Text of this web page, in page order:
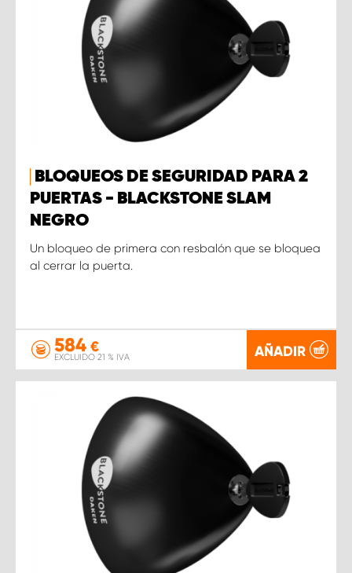
BLOQUEOS DE SEGURIDAD PARA 2
PUERTAS - BLACKSTONE SLAM
NEGRO
Un bloqueo de primera con resbalón que se bloquea
al cerrar la puerta.
584 €
EXCLUIDO 21 % IVA AÑADIR